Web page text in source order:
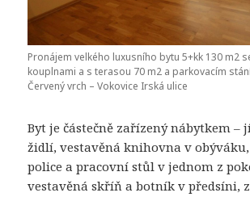
Pronájem velkého luxusního bytu 5+kk 130 m2
kouplnami a s terasou 70 m2 a parkovacím
Červený vrch – Vokovice Irská ulice
Byt je částečně zařízený nábytkem –
židlí, vestavěná knihovna v obýváku,
police a pracovní stůl v jednom z
vestavěná skříň a botník v předsíni,